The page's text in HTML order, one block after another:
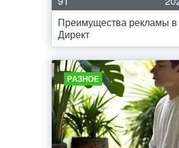
Преимущества рекламы
Директ
РАЗНОЕ